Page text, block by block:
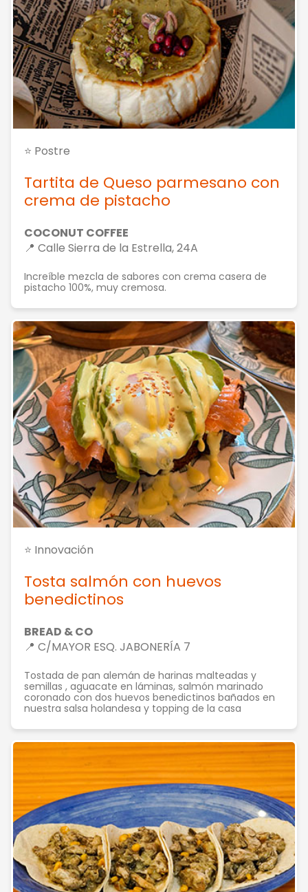
⭐ Postre
Tartita de Queso parmesano con
crema de pistacho
COCONUT COFFEE
📍 Calle Sierra de la Estrella, 24A
Increíble mezcla de sabores con crema casera de
pistacho 100%, muy cremosa.
⭐ Innovación
Tosta salmón con huevos
benedictinos
BREAD & CO
📍 C/MAYOR ESQ. JABONERÍA 7
Tostada de pan alemán de harinas malteadas y
semillas , aguacate en láminas, salmón marinado
coronado con dos huevos benedictinos bañados en
nuestra salsa holandesa y topping de la casa